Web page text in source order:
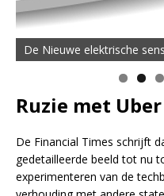
De Nieuwe elektrische
Ruzie met Uber
De Financial Times schrijft
gedetailleerde beeld tot nu
experimenteren van de